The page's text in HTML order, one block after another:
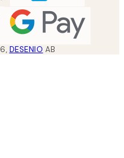
, DESENIO AB